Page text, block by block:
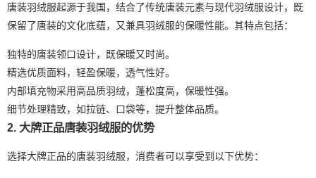
唐装羽绒服起源于我国，结合了传统唐装元素与现代羽绒服设计，既
保留了唐装的文化底蕴，又兼具羽绒服的保暖性能。其特点包括：
独特的唐装领口设计，既保暖又时尚。
精选优质面料，轻盈保暖，透气性好。
内部填充物采用高品质羽绒，蓬松度高，保暖性强。
细节处理精致，如拉链、口袋等，提升整体品质。
2. 大牌正品唐装羽绒服的优势
选择大牌正品的唐装羽绒服，消费者可以享受到以下优势：